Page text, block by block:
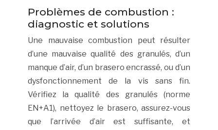
Problèmes de combustion :
diagnostic et solutions
Une mauvaise combustion peut résulter
d’une mauvaise qualité des granulés, d’un
manque d’air, d’un brasero encrassé, ou d’un
dysfonctionnement de la vis sans fin.
Vérifiez la qualité des granulés (norme
EN+A1), nettoyez le brasero, assurez-vous
que l’arrivée d’air est suffisante, et